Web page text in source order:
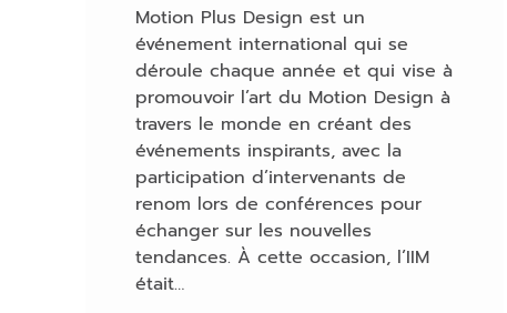
Motion Plus Design est un
événement international qui se
déroule chaque année et qui vise à
promouvoir l’art du Motion Design à
travers le monde en créant des
événements inspirants, avec la
participation d’intervenants de
renom lors de conférences pour
échanger sur les nouvelles
tendances. À cette occasion, l’IIM
était…